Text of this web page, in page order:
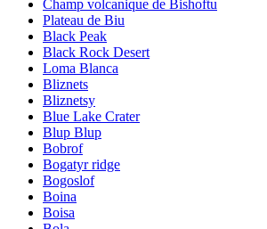
Champ volcanique de Bishoftu
Plateau de Biu
Black Peak
Black Rock Desert
Loma Blanca
Bliznets
Bliznetsy
Blue Lake Crater
Blup Blup
Bobrof
Bogatyr ridge
Bogoslof
Boina
Boisa